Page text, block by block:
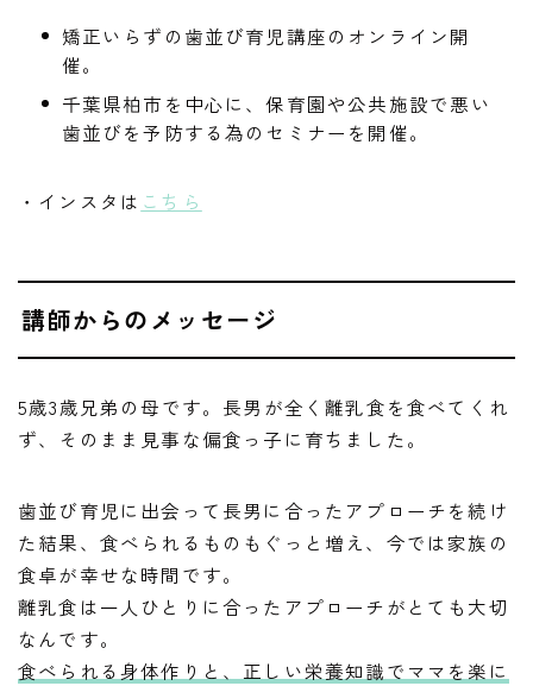
矯正いらずの歯並び育児講座のオンライン開
催。
千葉県柏市を中心に、保育園や公共施設で悪い
歯並びを予防する為のセミナーを開催。
・インスタは こちら
講師からのメッセージ
5歳3歳兄弟の母です。長男が全く離乳食を食べてくれ
ず、そのまま見事な偏食っ子に育ちました。
歯並び育児に出会って長男に合ったアプローチを続け
た結果、食べられるものもぐっと増え、今では家族の
食卓が幸せな時間です。
離乳食は一人ひとりに合ったアプローチがとても大切
なんです。
食べられる身体作りと、正しい栄養知識でママを楽に